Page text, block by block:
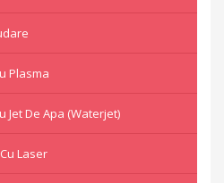
Plasma
Jet De Apa (waterjet)
Laser